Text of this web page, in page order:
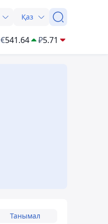
Қаз
€541.64 ₽5.71
Танымал